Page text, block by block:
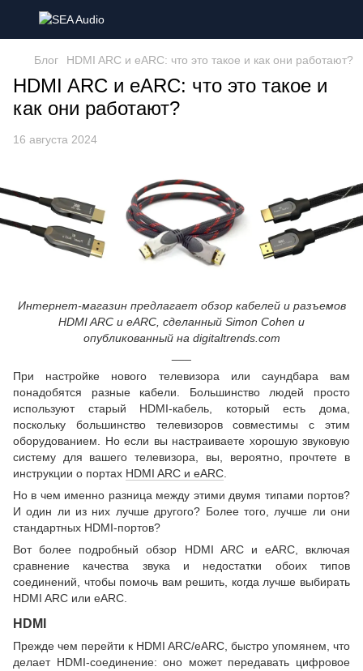
Блог HDMI ARC и eARC: что это такое и как они работают?
HDMI ARC и eARC: что это такое и
как они работают?
16 августа 2024
Интернет-магазин предлагает обзор кабелей и разъемов
HDMI ARC и eARC, сделанный Simon Cohen и
опубликованный на digitaltrends.com
При настройке нового телевизора или саундбара вам
понадобятся разные кабели. Большинство людей просто
используют старый HDMI-кабель, который есть дома,
поскольку большинство телевизоров совместимы с этим
оборудованием. Но если вы настраиваете хорошую звуковую
систему для вашего телевизора, вы, вероятно, прочтете в
инструкции о портах HDMI ARC и eARC.
Но в чем именно разница между этими двумя типами портов?
И один ли из них лучше другого? Более того, лучше ли они
стандартных HDMI-портов?
Вот более подробный обзор HDMI ARC и eARC, включая
сравнение качества звука и недостатки обоих типов
соединений, чтобы помочь вам решить, когда лучше выбирать
HDMI ARC или eARC.
HDMI
Прежде чем перейти к HDMI ARC/eARC, быстро упомянем, что
делает HDMI-соединение: оно может передавать цифровое